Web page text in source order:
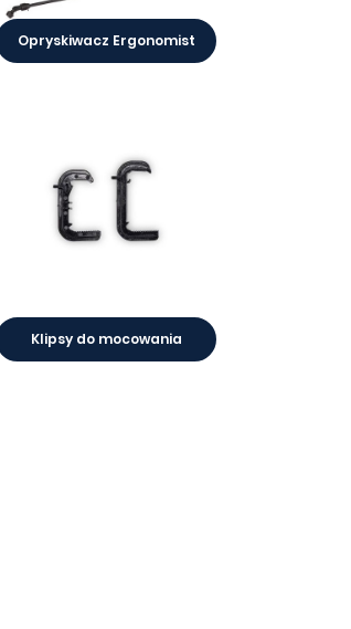
Opryskiwacz Ergonomist
Klipsy do mocowania